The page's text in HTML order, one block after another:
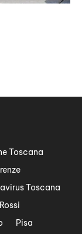
Toscana
Toscana
Pisa